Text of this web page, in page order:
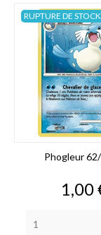
Phogleur
Prix
1,00
RUPTURE DE STOCK